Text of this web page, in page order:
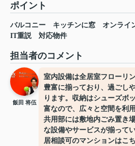
ポイント
バルコニー キッチンに窓 オンライ
IT重説
対応物件
担当者のコメント
飯田 将伍
室内設備は全居室フローリ
豊富に揃っており、過ごし
ります。収納はシューズボ
富なので、広々と空間を利
共用部には敷地内ごみ置き
な設備やサービスが揃って
居相談可のマンションはこ